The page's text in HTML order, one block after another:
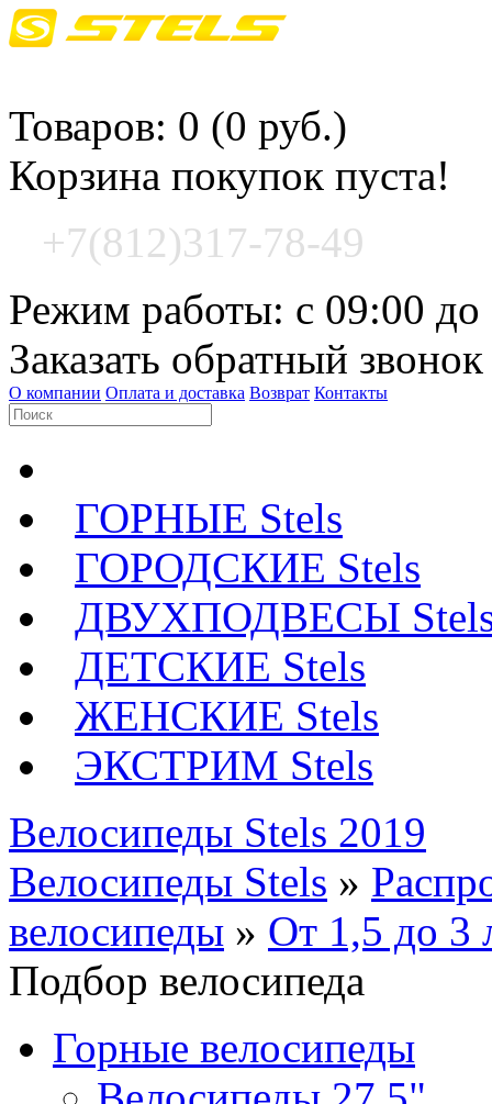
Товаров: 0 (0 руб.)
Корзина покупок пуста!
+7(812)317-78-49
Режим работы: с 09:00 до
Заказать обратный звонок
О компании Оплата и доставка Возврат Контакты
ГОРНЫЕ Stels
ГОРОДСКИЕ Stels
ДВУХПОДВЕСЫ
ДЕТСКИЕ Stels
ЖЕНСКИЕ Stels
ЭКСТРИМ Stels
Велосипеды Stels 2019
Велосипеды Stels »
велосипеды » От 1,5 до 3
Подбор велосипеда
Горные велосипеды